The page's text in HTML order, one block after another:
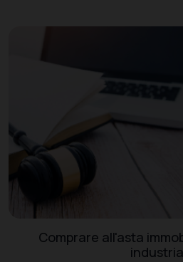
Comprare all'asta